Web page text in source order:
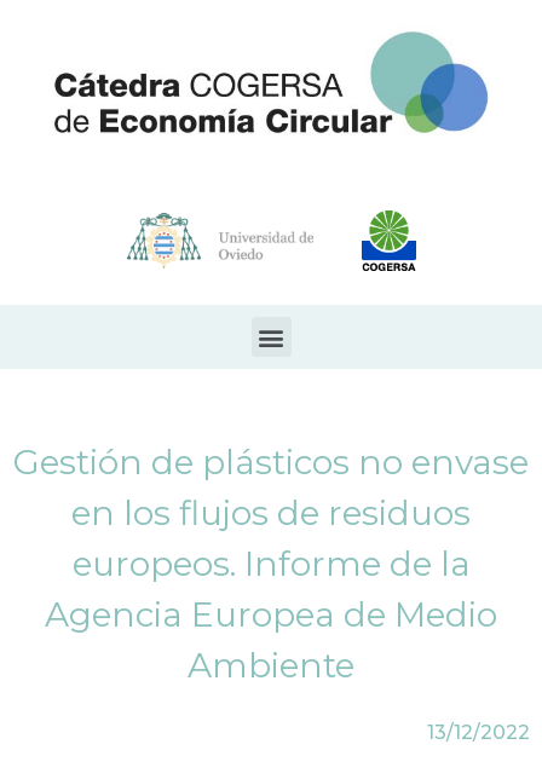
Gestión de plásticos no envase
en los flujos de residuos
europeos. Informe de la
Agencia Europea de Medio
Ambiente
13/12/2022